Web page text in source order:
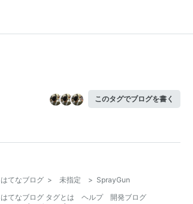
このタグでブログを書く
はてなブログ > 未指定 > SprayGun
はてなブログ タグとは
ヘルプ
開発ブログ